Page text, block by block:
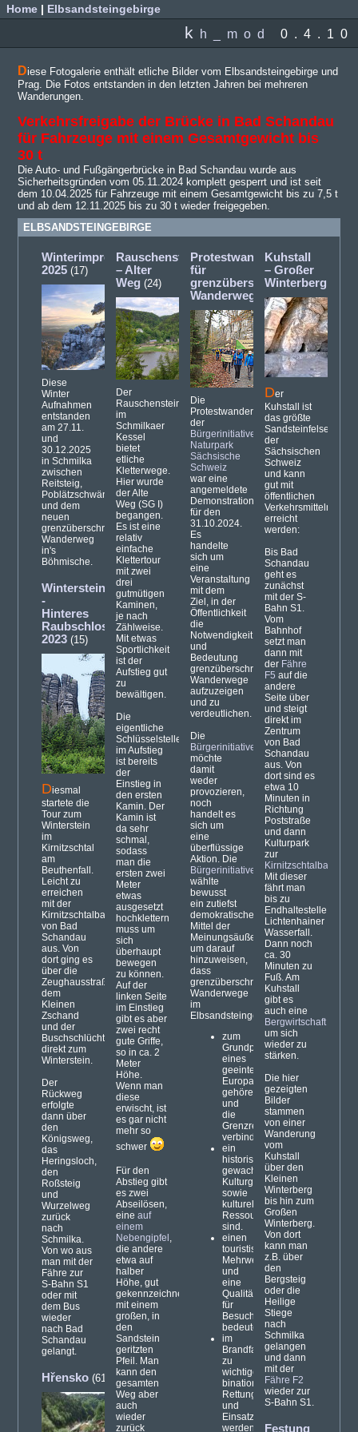
Home Elbsandsteingebirge
k h_mod 0.4.10
Diese Fotogalerie enthält etliche Bilder vom Elbsandsteingebirge und
Prag. Die Fotos entstanden in den letzten Jahren bei mehreren
Wanderungen.
Verkehrsfreigabe der Brücke in Bad Schandau
für Fahrzeuge mit einem Gesamtgewicht bis
30 t
Die Auto- und Fußgängerbrücke in Bad Schandau wurde aus
Sicherheitsgründen vom 05.11.2024 komplett gesperrt und ist seit
dem 10.04.2025 für Fahrzeuge mit einem Gesamtgewicht bis zu 7,5 t
und ab dem 12.11.2025 bis zu 30 t wieder freigegeben.
ELBSANDSTEINGEBIRGE
Winterimpressionen
2025 (17)
Diese
Winter
Aufnahmen
entstanden
am 27.11.
und
30.12.2025
in Schmilka
zwischen
Reitsteig,
Poblätzschwänden
und dem
neuen
grenzüberschreitenden
Wanderweg
in's
Böhmische.
Winterstein
-
Hinteres
Raubschloss
2023 (15)
Diesmal
startete die
Tour zum
Winterstein
im
Kirnitzschtal
am
Beuthenfall.
Leicht zu
erreichen
mit der
Kirnitzschtalban
von Bad
Schandau
aus. Von
dort ging es
über die
Zeughausstraße,
dem
Kleinen
Zschand
und der
Buschschlüchte
direkt zum
Winterstein.
Der
Rückweg
erfolgte
dann über
den
Königsweg,
das
Heringsloch,
den
Roßsteig
und
Wurzelweg
zurück
nach
Schmilka.
Von wo aus
man mit der
Fähre zur
S-Bahn S1
oder mit
dem Bus
wieder
nach Bad
Schandau
gelangt.
Hřensko (61)
Rauschenstein
– Alter
Weg (24)
Der
Rauschenstein
im
Schmilkaer
Kessel
bietet
etliche
Kletterwege.
Hier wurde
der Alte
Weg (SG I)
begangen.
Es ist eine
relativ
einfache
Klettertour
mit zwei
drei
gutmütigen
Kaminen,
je nach
Zählweise.
Mit etwas
Sportlichkeit
ist der
Aufstieg gut
zu
bewältigen.
Die
eigentliche
Schlüsselstelle
im Aufstieg
ist bereits
der
Einstieg in
den ersten
Kamin. Der
Kamin ist
da sehr
schmal,
sodass
man die
ersten zwei
Meter
etwas
ausgesetzt
hochklettern
muss um
sich
überhaupt
bewegen
zu können.
Auf der
linken Seite
im Einstieg
gibt es aber
zwei recht
gute Griffe,
so in ca. 2
Meter
Höhe.
Wenn man
diese
erwischt, ist
es gar nicht
mehr so
schwer
Für den
Abstieg gibt
es zwei
Abseilösen,
eineauf
einem
Nebengipfel ,
die andere
etwa auf
halber
Höhe, gut
gekennzeichnet
mit einem
großen, in
den
Sandstein
geritzten
Pfeil. Man
kann den
gesamten
Weg aber
auch
wieder
zurück
Protestwanderung
für
grenzüberschreitende
Wanderwege
(5)
Die
Protestwanderung
der
Bürgerinitiative
Naturpark
Sächsische
Schweiz
war eine
angemeldete
Demonstration
für den
31.10.2024.
Es
handelte
sich um
eine
Veranstaltung
mit dem
Ziel, in der
Öffentlichkeit
die
Notwendigkeit
und
Bedeutung
grenzüberschreitender
Wanderwege
aufzuzeigen
und zu
verdeutlichen.
Die
Bürgerinitiative
möchte
damit
weder
provozieren,
noch
handelt es
sich um
eine
überflüssige
Aktion. Die
Bürgerinitiative
wählte
bewusst
ein zutiefst
demokratisches
Mittel der
Meinungsäußerung,
um darauf
hinzuweisen,
dass
grenzüberschreitende
Wanderwege
im
Elbsandsteingebirge
zum
Grundprinzip
eines
geeinten
Europas
gehören
und
die
Grenzregion
verbinden.
ein
historisch
gewachsenes
Kulturgut
sowie
kulturelle
Ressource
sind.
einen
touristischen
Mehrwert
und
eine
Qualitätssteigerung
für
Besucher
bedeuten.
im
Brandfall
zu
wichtigen
binationalen
Rettungs-
und
Einsatzwegen
werden.
Kuhstall
– Großer
Winterberg
Der
Kuhstall ist
das größte
Sandsteinfelsentor
der
Sächsischen
Schweiz
und kann
gut mit
öffentlichen
Verkehrsmitteln
erreicht
werden:
Bis Bad
Schandau
geht es
zunächst
mit der S-
Bahn S1.
Vom
Bahnhof
setzt man
dann mit
der Fähre
F5 auf die
andere
Seite über
und steigt
direkt im
Zentrum
von Bad
Schandau
aus. Von
dort sind es
etwa 10
Minuten in
Richtung
Poststraße
und dann
Kulturpark
zur
Kirnitzschtalbahn
Mit dieser
fährt man
bis zu
Endhaltestelle
Lichtenhainer
Wasserfall.
Dann noch
ca. 30
Minuten zu
Fuß. Am
Kuhstall
gibt es
auch eine
Bergwirtschaft
um sich
wieder zu
stärken.
Die hier
gezeigten
Bilder
stammen
von einer
Wanderung
vom
Kuhstall
über den
Kleinen
Winterberg
bis hin zum
Großen
Winterberg.
Von dort
kann man
z.B. über
den
Bergsteig
oder die
Heilige
Stiege
nach
Schmilka
gelangen
und dann
mit der
Fähre F2
wieder zur
S-Bahn S1.
Festung